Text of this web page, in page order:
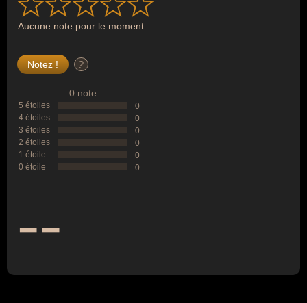
Aucune note pour le moment...
?
0 note
5 étoiles
0
4 étoiles
0
3 étoiles
0
2 étoiles
0
1 étoile
0
0 étoile
0
--